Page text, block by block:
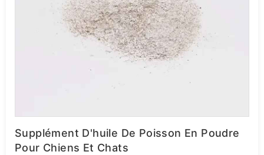
Supplément D'huile De Poisson En Poudre
Pour Chiens Et Chats